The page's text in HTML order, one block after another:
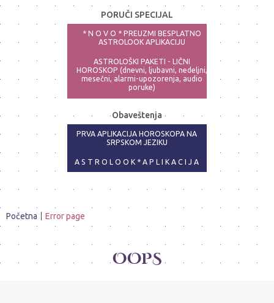
PORUČI SPECIJAL
* N O V O * PREUZMI BESPLATNO
ASTROLOOK APLIKACIJU
ASTROLOŠKI PAKETI - LIČNI
HOROSKOP (dnevni, ljubavni, nedeljni,
mesečni, alarmi-upozorenja, audio
poruke)
ANALIZE
Obaveštenja
PRVA APLIKACIJA HOROSKOPA NA
SRPSKOM JEZIKU
A S T R O L O O K * A P L I K A C I J A
Početna Error page
OOPS